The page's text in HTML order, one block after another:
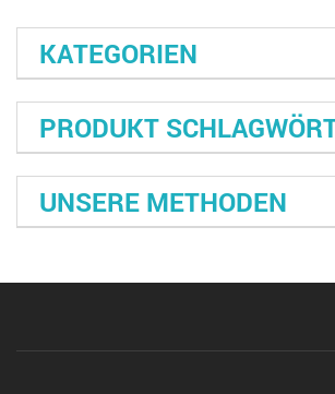
KATEGORIEN
PRODUKT
UNSERE METHODEN